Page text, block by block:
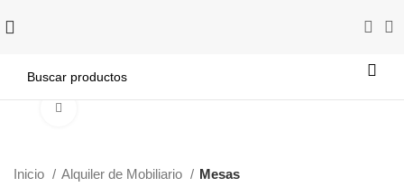
Inicio Alquiler de Mobiliario
Mesas